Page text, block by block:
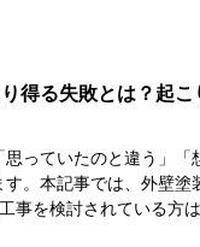
得る失敗とは？起
っていたのと違う」「
。本記事では、外壁
事を検討されている方